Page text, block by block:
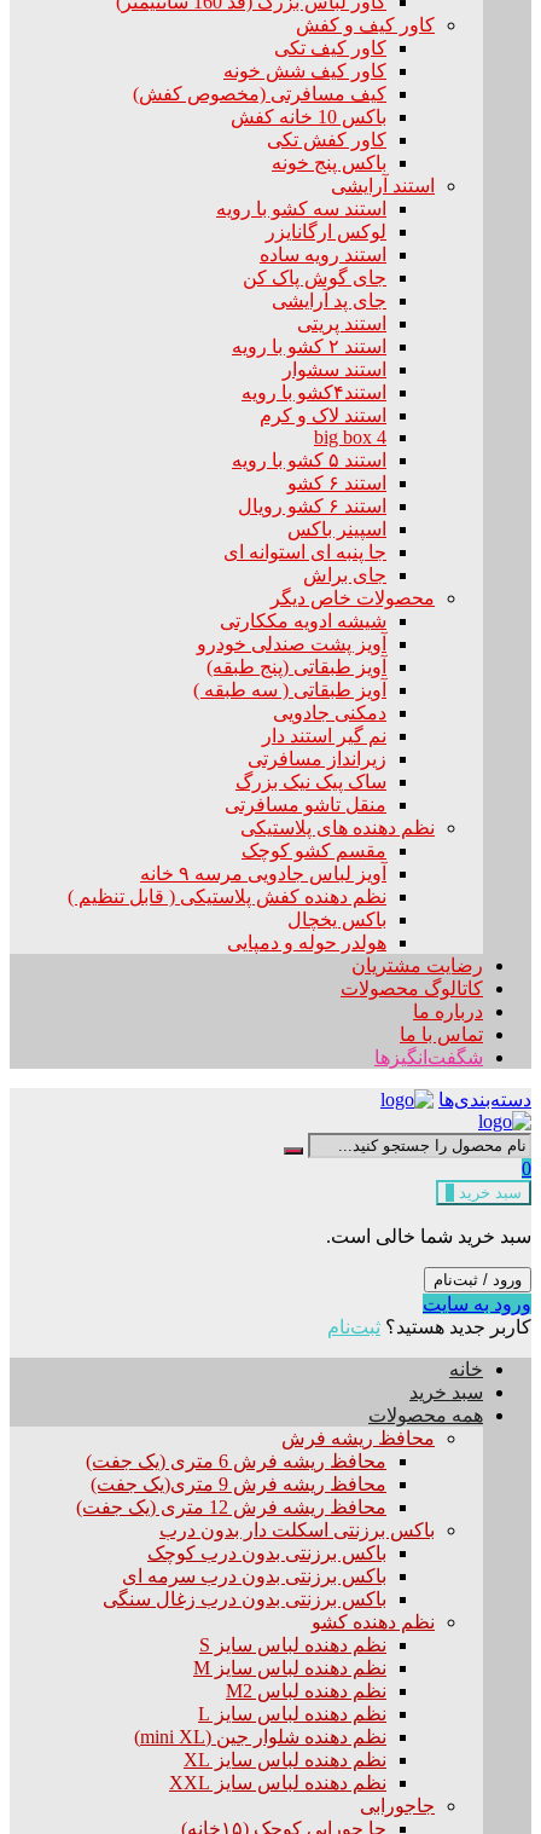
کاور کیف و کفش
کاور کیف تکی
کاور کیف شش خونه
کیف مسافرتی (مخصوص کفش)
باکس 10 خانه کفش
کاور کفش تکی
باکس پنج خونه
استند آرایشی
استند سه کشو با رویه
لوکس ارگانایزر
استند رویه ساده
جای گوش پاک کن
جای پد آرایشی
استند پریتی
استند ۲ کشو با رویه
استند سشوار
استند۴کشو با رویه
استند لاک و کرم
big box 4
استند ۵ کشو با رویه
استند ۶ کشو
استند ۶ کشو رویال
اسپینر باکس
جا پنبه ای استوانه ای
جای براش
محصولات خاص دیگر
شیشه ادویه مککارتی
آویز پشت صندلی خودرو
آویز طبقاتی (پنج طبقه)
آویز طبقاتی ( سه طبقه )
دمکنی جادویی
نم گیر استند دار
زیرانداز مسافرتی
ساک پیک نیک بزرگ
منقل تاشو مسافرتی
نظم دهنده های پلاستیکی
مقسم کشو کوچک
آویز لباس جادویی مرسه ۹ خانه
نظم دهنده کفش پلاستیکی ( قابل تنظیم )
باکس یخچال
هولدر حوله و دمپایی
رضایت مشتریان
کاتالوگ محصولات
درباره ما
تماس با ما
شگفت‌انگیزها
دسته‌بندی‌ها
0
سبد خرید
سبد خرید شما خالی است.
ورود / ثبت‌نام
ورود به سایت
کاربر جدید هستید؟ ثبت‌نام
خانه
سبد خرید
همه محصولات
محافظ ریشه فرش
محافظ ریشه فرش 6 متری (یک جفت)
محافظ ریشه فرش 9 متری(یک جفت)
محافظ ریشه فرش 12 متری (یک جفت)
باکس برزنتی اسکلت دار بدون درب
باکس برزنتی بدون درب کوچک
باکس برزنتی بدون درب سرمه ای
باکس برزنتی بدون درب زغال سنگی
نظم دهنده کشو
نظم دهنده لباس سایز S
نظم دهنده لباس سایز M
نظم دهنده لباس M2
نظم دهنده لباس سایز L
نظم دهنده شلوار جین (mini XL)
نظم دهنده لباس سایز XL
نظم دهنده لباس سایز XXL
جاجورابی
جا جورابی کوچک (۱۵خانه)